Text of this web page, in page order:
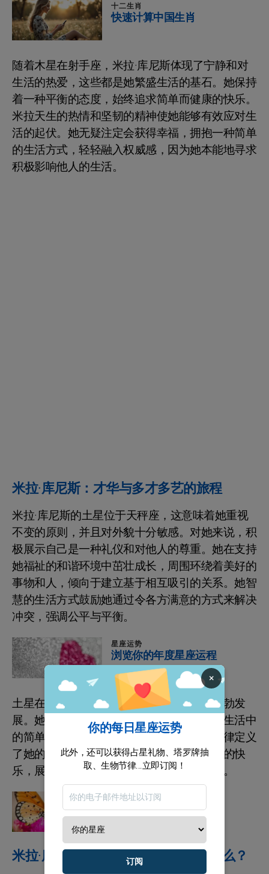
十二生肖
快速计算中国生肖
随着木星在射手座，米拉·库尼斯体现了宁静和对
生活的热爱，这些都是她繁盛生活的基石。她保持
着一种平衡的态度，始终追求简单而健康的快乐。
米拉天生的热情和坚韧的精神使她能够有效应对生
活的起伏。她无疑注定会获得幸福，拥抱一种简单
的生活方式，轻轻融入权威感，因为她本能地寻求
积极影响他人的生活。
米拉·库尼斯：才华与多才多艺的旅程
米拉·库尼斯的土星位于天秤座，这意味着她重视
不变的原则，并且对外貌十分敏感。对她来说，积
极展示自己是一种礼仪和对他人的尊重。她在支持
她福祉的和谐环境中茁壮成长，周围环绕着美好的
事物和人，倾向于建立基于相互吸引的关系。她智
慧的生活方式鼓励她通过令各方满意的方式来解决
冲突，强调公平与平衡。
星座运势
浏览你的年度星座运程
土星在第十宫让米拉常常难以毫不犹豫地蓬勃发
展。她对安全感的需求可能会让她无法享受生活中
的简单乐趣。然而，她在工作中的奉献和自律定义
了她的旅程，让她在生活的后期体验到真正的快
乐，展现了令人印象深刻的自我控制和成熟。
十二生肖
了解星座的4大元素
米拉·库尼斯作为一个爱人的特点是什么？
×
你的每日星座运势
此外，还可以获得占星礼物、塔罗牌抽
取、生物节律...立即订阅！
订阅